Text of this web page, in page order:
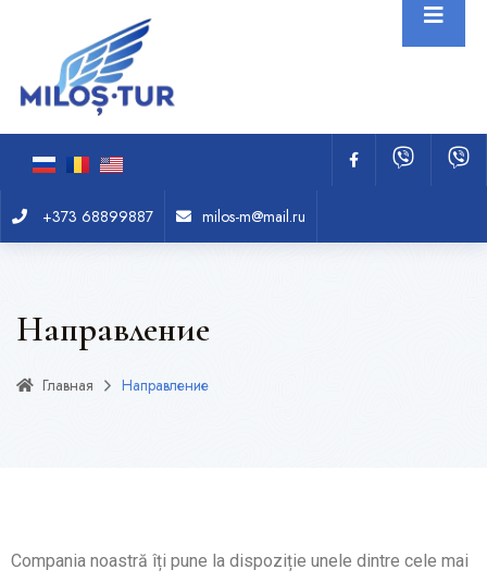
+373 68899887 milos-m@mail.ru
Направление
Главная Направление
Compania noastră îți pune la dispoziție unele dintre cele mai